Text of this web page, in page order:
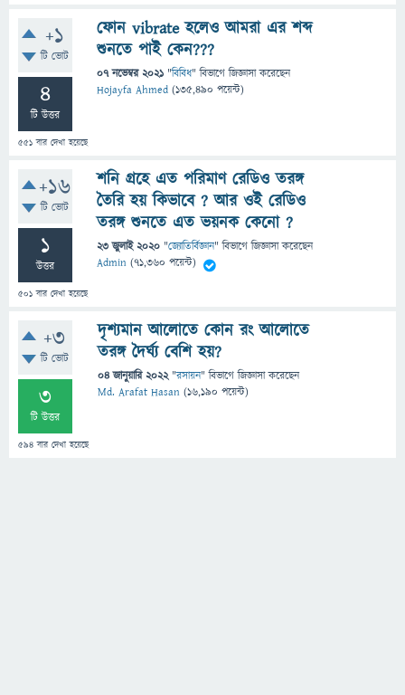
+1
টি ভোট
4
টি উত্তর
551 বার দেখা হয়েছে
ফোন vibrate হলেও আমরা এর শব্দ
শুনতে পাই কেন???
07 নভেম্বর 2021 "বিবিধ" বিভাগে জিজ্ঞাসাকরেছেন
Hojayfa Ahmed (135,490 পয়েন্ট)
+16
টি ভোট
1
উত্তর
501 বার দেখা হয়েছে
শনি গ্রহে এত পরিমাণ রেডিও তরঙ্গ
তৈরি হয় কিভাবে ? আর ওই রেডিও
তরঙ্গ শুনতে এত ভয়নক কেনো ?
23 জুলাই 2020 "জ্যোতির্বিজ্ঞান" বিভাগে জিজ্ঞাসাকরেছেন
Admin (71,360 পয়েন্ট)
+3
টি ভোট
3
টি উত্তর
594 বার দেখা হয়েছে
দৃশ্যমান আলোতে কোন রং আলোতে
তরঙ্গ দৈর্ঘ্য বেশি হয়?
04 জানুয়ারি 2022 "রসায়ন" বিভাগে জিজ্ঞাসাকরেছেন
Md. Arafat Hasan (16,190 পয়েন্ট)